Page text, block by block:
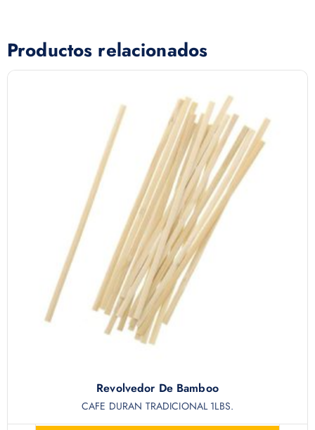
Productos relacionados
Revolvedor De Bamboo
CAFE DURAN TRADICIONAL 1LBS.